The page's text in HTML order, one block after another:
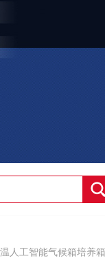
人工智能气候箱培养箱